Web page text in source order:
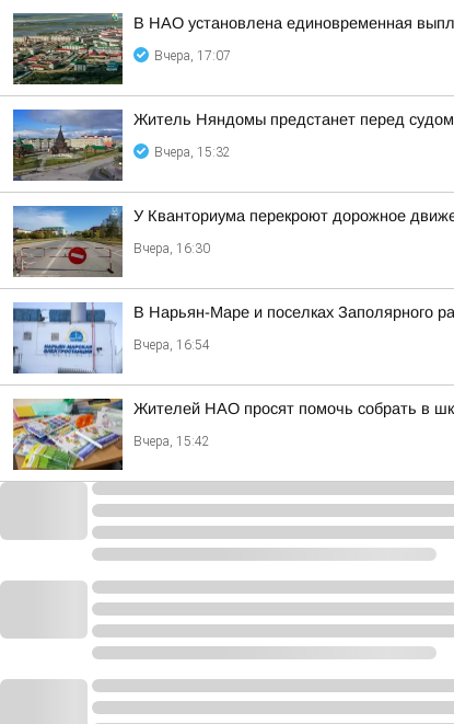
В НАО установлена единовременная
Вчера, 17:07
Житель Няндомы предстанет перед
Вчера, 15:32
У Кванториума перекроют дорожное
Вчера, 16:30
В Нарьян-Маре и поселках Заполярного
Вчера, 16:54
Жителей НАО просят помочь собрать в
Вчера, 15:42